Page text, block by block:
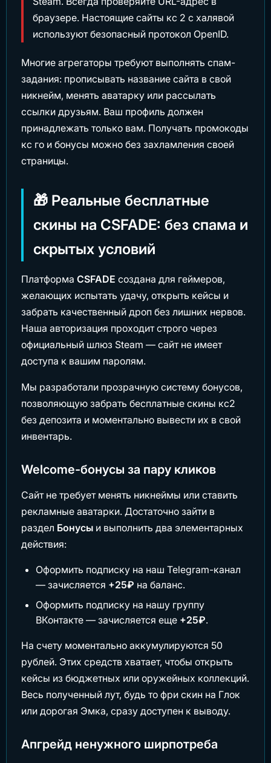
браузере. Настоящие сайты кс 2 с халявой
используют безопасный протокол OpenID.
Многие агрегаторы требуют выполнять спам-
задания: прописывать название сайта в свой
никнейм, менять аватарку или рассылать
ссылки друзьям. Ваш профиль должен
принадлежать только вам. Получать промокоды
кс го и бонусы можно без захламления своей
страницы.
🎁 Реальные бесплатные
скины на CSFADE: без спама и
скрытых условий
Платформа CSFADE создана для геймеров,
желающих испытать удачу, открыть кейсы и
забрать качественный дроп без лишних нервов.
Наша авторизация проходит строго через
официальный шлюз Steam — сайт не имеет
доступа к вашим паролям.
Мы разработали прозрачную систему бонусов,
позволяющую забрать бесплатные скины кс2
без депозита и моментально вывести их в свой
инвентарь.
Welcome-бонусы за пару кликов
Сайт не требует менять никнеймы или ставить
рекламные аватарки. Достаточно зайти в
раздел Бонусы и выполнить два элементарных
действия:
Оформить подписку на наш Telegram-канал
— зачисляется +25₽ на баланс.
Оформить подписку на нашу группу
ВКонтакте — зачисляется еще +25₽.
На счету моментально аккумулируются 50
рублей. Этих средств хватает, чтобы открыть
кейсы из бюджетных или оружейных коллекций.
Весь полученный лут, будь то фри скин на Глок
или дорогая Эмка, сразу доступен к выводу.
Апгрейд ненужного ширпотреба